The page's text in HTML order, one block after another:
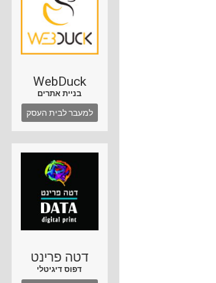
WebDuck
בניית אתרים
למעבר לבית העסק
דטה פרינט
דפוס דיגיטלי